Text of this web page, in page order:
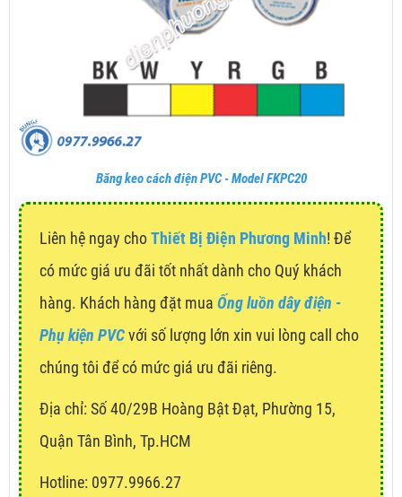
Băng keo cách điện PVC - Model FKPC20
Liên hệ ngay choThiết Bị Điện Phương Minh! Để
có mức giá ưu đãi tốt nhất dành cho Quý khách
hàng. Khách hàng đặt mua Ống luồn dây điện -
Phụ kiện PVCvới số lượng lớn xin vui lòng call cho
chúng tôi để có mức giá ưu đãi riêng.
Địa chỉ: Số 40/29B Hoàng Bật Đạt, Phường 15,
Quận Tân Bình, Tp.HCM
Hotline: 0977.9966.27